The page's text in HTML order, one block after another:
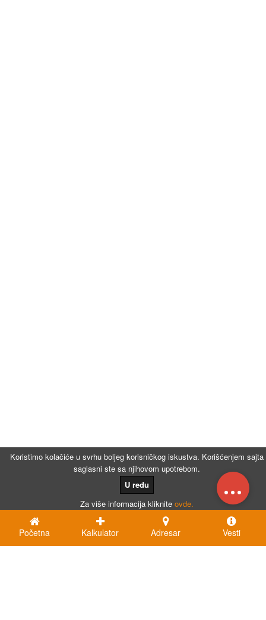
Koristimo kolačiće u svrhu boljeg korisničkog iskustva. Korišćenjem sajta
saglasni ste sa njihovom upotrebom.
U redu
Za više informacija kliknite ovde.
...
Početna Kalkulator Adresar Vesti